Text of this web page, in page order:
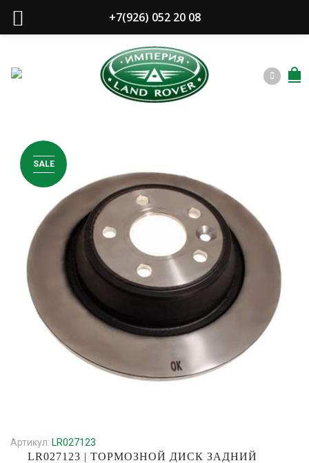
SALE
LR027123 | ТОРМОЗНОЙ ДИСК ЗАДНИЙ
Артикул: LR027123
+7(926) 052 20 08
время мы сами Вам перезвоним?
в
Жду звонка!
Нажимая на кнопку " Жду звонка!
", я даю свое
согласие на обработку персональных данных и
принимаю
условия соглашения